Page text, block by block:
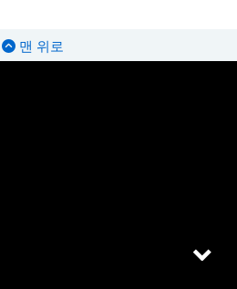
맨 위로